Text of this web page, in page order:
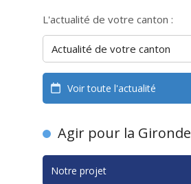
L'actualité de votre canton :
Voir toute l'actualité
Agir pour la Gironde
Notre projet